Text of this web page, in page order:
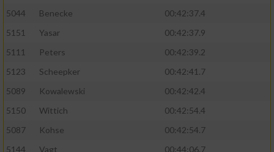
5044
Benecke
00:42:37.4
5151
Yasar
00:42:37.9
5111
Peters
00:42:39.2
5123
Scheepker
00:42:41.7
5089
Kowalewski
00:42:42.4
5150
Wittich
00:42:54.4
5087
Kohse
00:42:54.7
5144
Vagt
00:44:06.7